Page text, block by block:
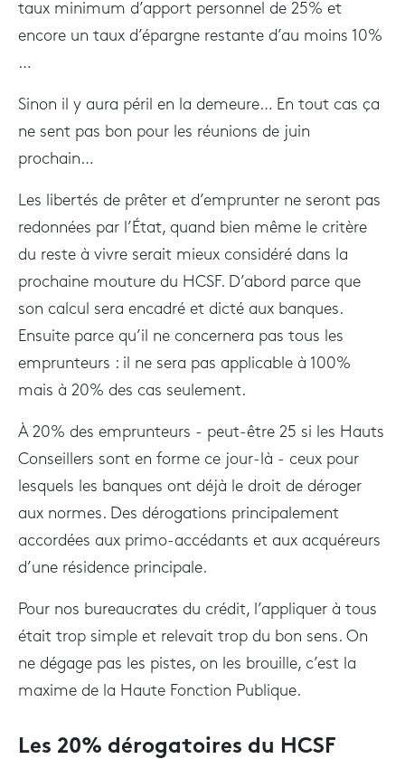
taux minimum d’apport personnel de 25% et
encore un taux d’épargne restante d’au moins 10%
…
Sinon il y aura péril en la demeure… En tout cas ça
ne sent pas bon pour les réunions de juin
prochain…
Les libertés de prêter et d’emprunter ne seront pas
redonnées par l’État, quand bien même le critère
du reste à vivre serait mieux considéré dans la
prochaine mouture du HCSF. D’abord parce que
son calcul sera encadré et dicté aux banques.
Ensuite parce qu’il ne concernera pas tous les
emprunteurs : il ne sera pas applicable à 100%
mais à 20% des cas seulement.
À 20% des emprunteurs - peut-être 25 si les Hauts
Conseillers sont en forme ce jour-là - ceux pour
lesquels les banques ont déjà le droit de déroger
aux normes. Des dérogations principalement
accordées aux primo-accédants et aux acquéreurs
d’une résidence principale.
Pour nos bureaucrates du crédit, l’appliquer à tous
était trop simple et relevait trop du bon sens. On
ne dégage pas les pistes, on les brouille, c’est la
maxime de la Haute Fonction Publique.
Les 20% dérogatoires du HCSF